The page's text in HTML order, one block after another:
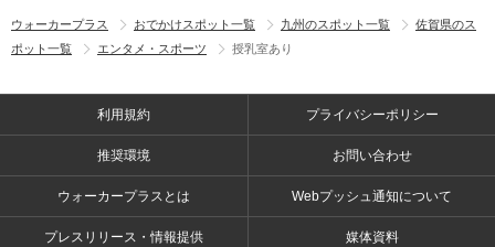
ウォーカープラス おでかけスポット一覧 九州のスポット一覧
佐賀県のス
ポット一覧
エンタメ・スポーツ 授乳室あり
利用規約 プライバシーポリシー
推奨環境 お問い合わせ
ウォーカープラスとは Webプッシュ通知について
プレスリリース・情報提供 媒体資料